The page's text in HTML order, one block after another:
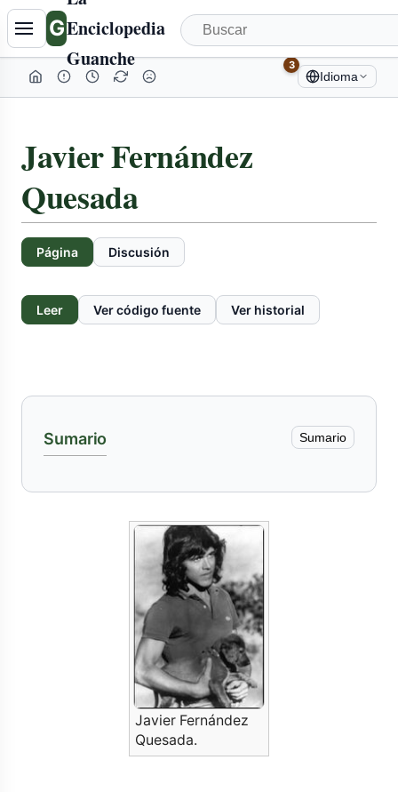
GEnciclopedia
Guanche
3
Idioma
Javier Fernández
Quesada
Página Discusión
Leer Ver código fuente Ver historial
Sumario Sumario
Javier Fernández
Quesada.
Tabla
de
contenidos
colapsada